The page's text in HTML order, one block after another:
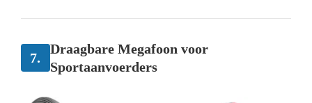
7.
Draagbare Megafoon voor
Sportaanvoerders